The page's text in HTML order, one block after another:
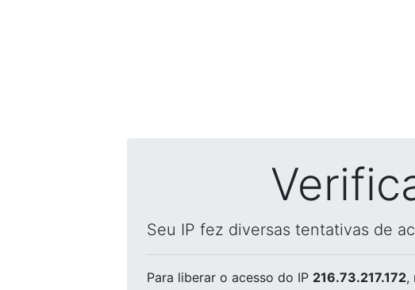
Seu IP fez diversas tentativas de
Para liberar o acesso do IP 216.73.217.172,